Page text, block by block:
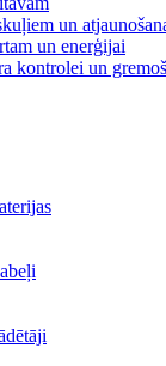
un
un enerģijai
kontrolei un